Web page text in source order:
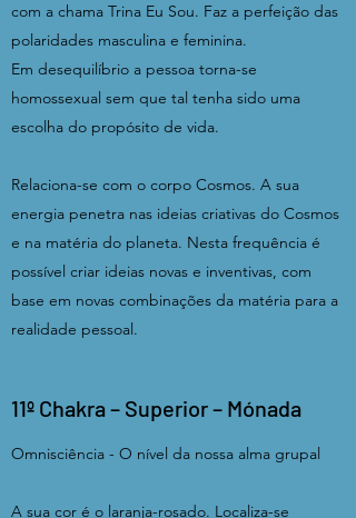
com a chama Trina Eu Sou. Faz a perfeição das
polaridades masculina e feminina.
Em desequilíbrio a pessoa torna-se
homossexual sem que tal tenha sido uma
escolha do propósito de vida.
Relaciona-se com o corpo Cosmos. A sua
energia penetra nas ideias criativas do Cosmos
e na matéria do planeta. Nesta frequência é
possível criar ideias novas e inventivas, com
base em novas combinações da matéria para a
realidade pessoal.
11º Chakra – Superior – Mónada
Omnisciência - O nível da nossa alma grupal
A sua cor é o laranja-rosado. Localiza-se